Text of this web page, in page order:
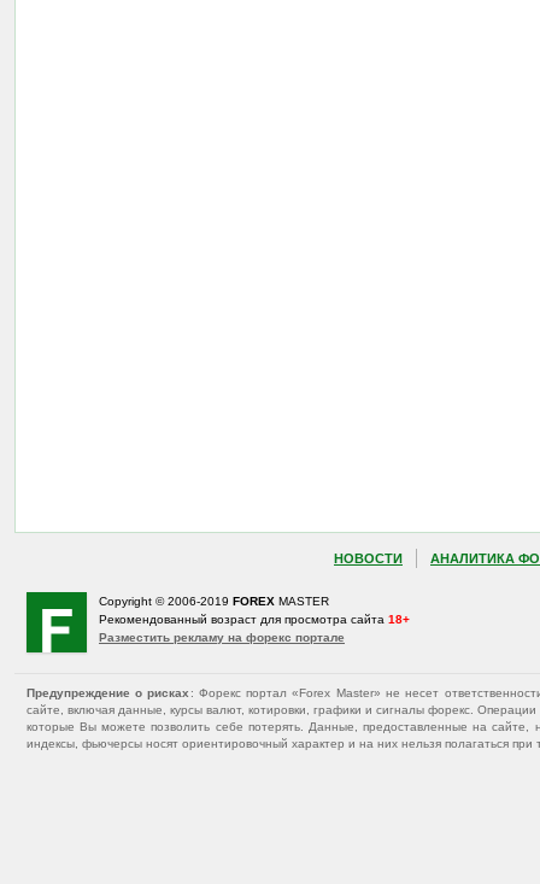
НОВОСТИ АНАЛИТИКА
Copyright © 2006-2019 FOREX MASTER
Рекомендованный возраст для просмотра сайта 18+
Разместить рекламу на форекс портале
Предупреждение о рисках : Форекс портал «Forex Master» не несет
сайте, включая данные, курсы валют, котировки, графики и сигналы форекс.
которые Вы можете позволить себе потерять. Данные, предоставленные на
индексы, фьючерсы носят ориентировочный характер и на них нельзя полагаться при